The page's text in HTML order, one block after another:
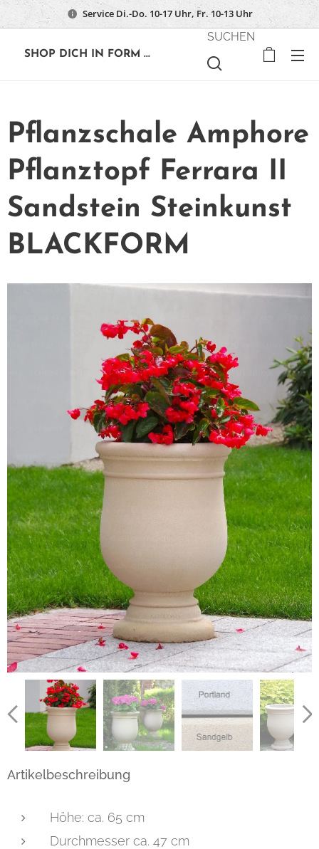
Service Di.-Do. 10-17 Uhr, Fr. 10-13 Uhr
SHOP DICH IN FORM ...
SUCHEN
Pflanzschale Amphore
Pflanztopf Ferrara II
Sandstein Steinkunst
BLACKFORM
Artikelbeschreibung
Höhe: ca. 65 cm
Durchmesser ca. 47 cm